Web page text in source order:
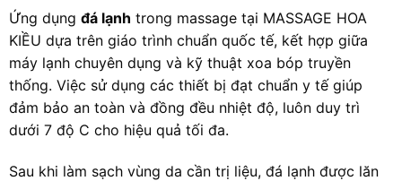
Ứng dụng đá lạnh trong massage tại MASSAGE HOA
KIỀU dựa trên giáo trình chuẩn quốc tế, kết hợp giữa
máy lạnh chuyên dụng và kỹ thuật xoa bóp truyền
thống. Việc sử dụng các thiết bị đạt chuẩn y tế giúp
đảm bảo an toàn và đồng đều nhiệt độ, luôn duy trì
dưới 7 độ C cho hiệu quả tối đa.
Sau khi làm sạch vùng da cần trị liệu, đá lạnh được lăn